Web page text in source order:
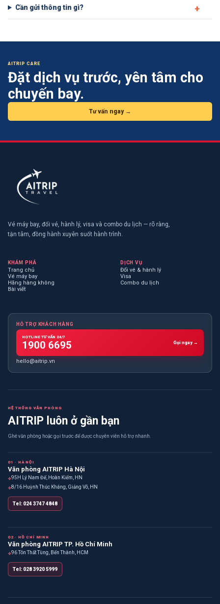
Cần gửi thông tin gì?
AITRIP CARE
Đặt dịch vụ trước, yên tâm cho
chuyến bay.
Tư vấn ngay →
Vé máy bay, đổi vé, hành lý, visa và combo du lịch — rõ ràng,
tận tâm, đồng hành xuyên suốt hành trình.
KHÁM PHÁ
Trang chủ
Vé máy bay
Hãng hàng không
Bài viết
DỊCH VỤ
Đổi vé & hành lý
Visa
Combo du lịch
HỖ TRỢ KHÁCH HÀNG
HOTLINE TƯ VẤN 24/7
1900 6695 Gọi ngay →
hello@aitrip.vn
HỆ THỐNG VĂN PHÒNG
AITRIP luôn ở gần bạn
Ghé văn phòng hoặc gọi trước để được chuyên viên hỗ trợ nhanh.
01 · HÀ NỘI
Văn phòng AITRIP Hà Nội
⌖95H Lý Nam Đế, Hoàn Kiếm, HN
⌖8/16 Huỳnh Thúc Kháng, Giảng Võ, HN
Tel: 024 3747 4848
02 · HỒ CHÍ MINH
Văn phòng AITRIP TP. Hồ Chí Minh
⌖96 Tôn Thất Tùng, Bến Thành, HCM
Tel: 028 3920 5999